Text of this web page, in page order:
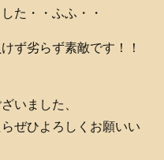
た・・ふふ・・
ず劣らず素敵です！！
いました、
ぜひよろしくお願いい